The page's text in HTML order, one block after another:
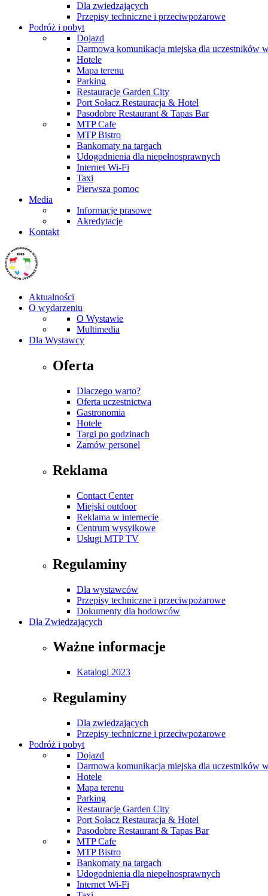
Dla zwiedzających
Przepisy techniczne i przeciwpożarowe
Podróż i pobyt
Dojazd
Darmowa komunikacja miejska dla uczestników
Hotele
Mapa terenu
Parking
Restauracje Garden City
Port Sołacz Restauracja & Hotel
Pasodobre Restaurant & Tapas Bar
MTP Cafe
MTP Bistro
Bankomaty na targach
Udogodnienia dla niepełnosprawnych
Internet Wi-Fi
Taxi
Pierwsza pomoc
Media
Informacje prasowe
Akredytacje
Kontakt
Aktualności
O wydarzeniu
O Wystawie
Multimedia
Dla Wystawcy
Oferta
Dlaczego warto?
Oferta uczestnictwa
Gastronomia
Hotele
Targi po godzinach
Zamów personel
Reklama
Contact Center
Miejski outdoor
Reklama w internecie
Centrum wysyłkowe
Usługi MTP TV
Regulaminy
Dla wystawców
Przepisy techniczne i przeciwpożarowe
Dokumenty dla hodowców
Dla Zwiedzających
Ważne informacje
Katalogi 2023
Regulaminy
Dla zwiedzających
Przepisy techniczne i przeciwpożarowe
Podróż i pobyt
Dojazd
Darmowa komunikacja miejska dla uczestników
Hotele
Mapa terenu
Parking
Restauracje Garden City
Port Sołacz Restauracja & Hotel
Pasodobre Restaurant & Tapas Bar
MTP Cafe
MTP Bistro
Bankomaty na targach
Udogodnienia dla niepełnosprawnych
Internet Wi-Fi